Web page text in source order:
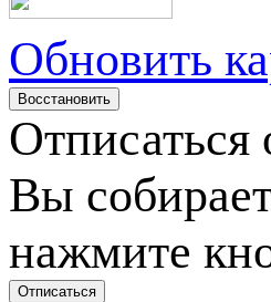
Обновить
Отписаться
Вы
нажмите